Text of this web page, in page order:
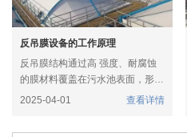
反吊膜设备的工作原理
反吊膜结构通过高 强度、耐腐蚀
的膜材料覆盖在污水池表面，形成
一个密封空间，有效隔离污水池中
2025-04-01 查看详情